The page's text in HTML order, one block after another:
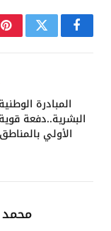
فيسبوكتويتر
المبادرة
البشرية..دفعة
الأولي
محمد